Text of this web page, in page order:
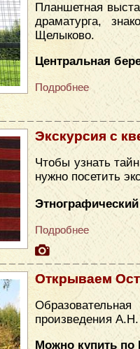
Планшетная
драматурга,
Щелыково.
Центральная
Подробнее
Экскурсия с
Чтобы узнать
нужно посетить
Подробнее
Открываем
произведения А.Н.
Можно купить по